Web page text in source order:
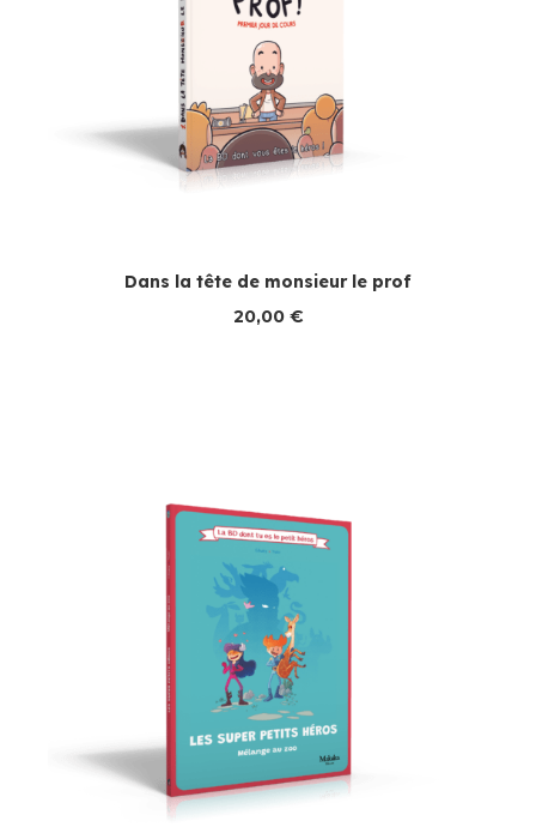
Dans la tête de monsieur le prof
20,00 €